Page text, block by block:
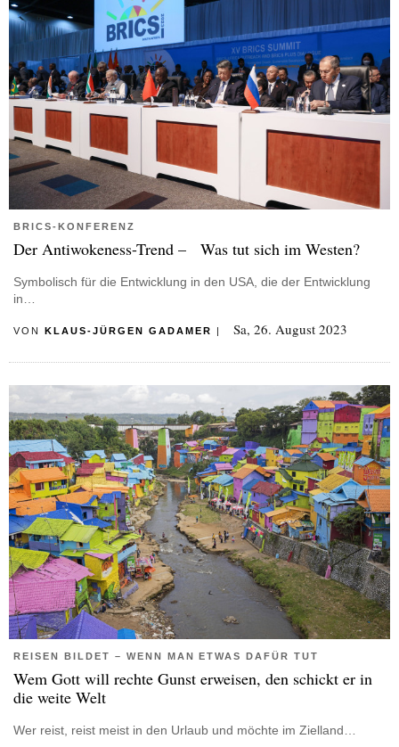
BRICS-KONFERENZ
Der Antiwokeness-Trend – Was tut sich im Westen?
Symbolisch für die Entwicklung in den USA, die der Entwicklung
in…
VON KLAUS-JÜRGEN GADAMER Sa, 26. August 2023
REISEN BILDET – WENN MAN ETWAS DAFÜR TUT
Wem Gott will rechte Gunst erweisen, den schickt er in
die weite Welt
Wer reist, reist meist in den Urlaub und möchte im Zielland…